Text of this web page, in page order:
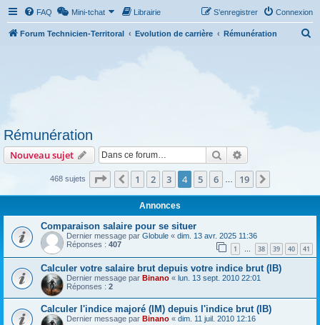
FAQ Mini-tchat Librairie Connexion
S’enregistrer
Forum Technicien-Territoral Evolution de carrière Rémunération
Rémunération
Nouveau sujet Rechercher
468 sujets Page sur19
Précédente
1 2 3 4 5 6 19
Annonces
Comparaison salaire pour se situer
Dernier message par Globule « dim. 13 avr. 2025 11:36
Réponses : 407 1 … 38 39 40 41
Calculer votre salaire brut depuis votre indice brut (IB)
Dernier message par Binano « lun. 13 sept. 2010 22:01
Réponses : 2
Calculer l'indice majoré (IM) depuis l'indice brut (IB)
Dernier message par Binano « dim. 11 juil. 2010 12:16